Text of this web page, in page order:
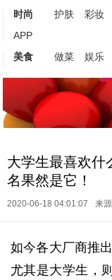
时尚
护肤 彩妆
APP
美食
做菜 娱乐
大学生最喜欢什
名果然是它！
2020-06-18 04:01:07 来
如今各大厂商推
尤其是大学生，